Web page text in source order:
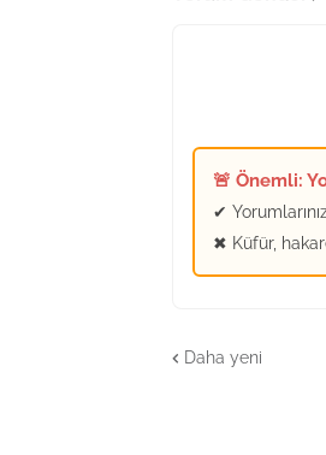
🚨 Önemli:
✔
✖ Küfür,
Daha yeni